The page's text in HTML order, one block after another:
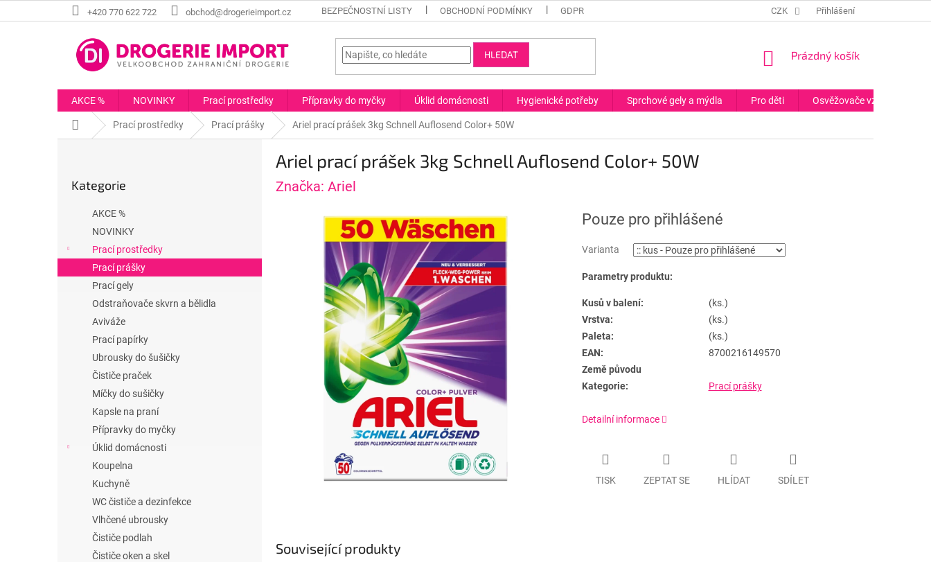
na
+420 770 622 722 obchod@drogerieimport.cz BEZPEČNOSTNÍ LISTY OBCHODNÍ PODMÍNKY GDPR CZK Přihlášení
HLEDAT
NÁKUPNÍ
Prázdný košík
AKCE % NOVINKY Prací prostředky Přípravky do myčky Úklid domácnosti Hygienické potřeby Sprchové gely a mýdla Pro děti Osvěžovače vzduchu
Domů Prací prostředky Prací prášky Ariel prací prášek 3kg Schnell Auflosend Color+ 50W
kategorie
Kategorie
AKCE %
NOVINKY
Prací prostředky
Prací prášky
Prací gely
Odstraňovače skvrn a bělidla
Aviváže
Prací papírky
Ubrousky do šušičky
Čističe praček
Míčky do sušičky
Kapsle na praní
Přípravky do myčky
Úklid domácnosti
Koupelna
Kuchyně
WC čističe a dezinfekce
Vlhčené ubrousky
Čističe podlah
Čističe oken a skel
Ariel prací prášek 3kg Schnell Auflosend Color+ 50W
Značka: Ariel
Pouze pro přihlášené
Varianta
Parametry produktu:
Kusů v balení:
(ks.)
Vrstva:
(ks.)
Paleta:
(ks.)
EAN:
8700216149570
Země původu
Kategorie:
Prací prášky
Detailní informace
TISK ZEPTAT SE HLÍDAT SDÍLET
Související produkty